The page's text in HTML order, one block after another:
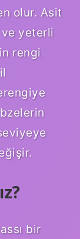
olur. Asit
ve yeterli
rengi
bir